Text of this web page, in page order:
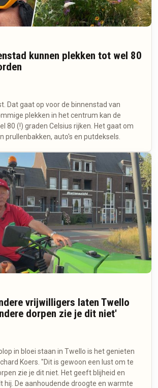
kunnen plekken tot wel 80
Dat gaat op voor de binnenstad van
plekken in het centrum kan de
80 (!) graden Celsius rijken. Het gaat om
prullenbakken, auto's en putdeksels.
vrijwilligers laten Twello
dorpen zie je dit niet'
in bloei staan in Twello is het genieten
Koers. "Dit is gewoon een lust om te
zie je dit niet. Het geeft blijheid en
hij. De aanhoudende droogte en warmte